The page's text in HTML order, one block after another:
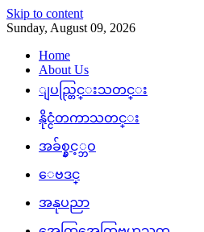
Skip to content
Sunday, August 09, 2026
Home
About Us
ျပည္တြင္းသတင္း
နိုင္ငံတကာသတင္း
အခ်စ္နွင့္ဘဝ
ေဗဒင္
အနုပညာ